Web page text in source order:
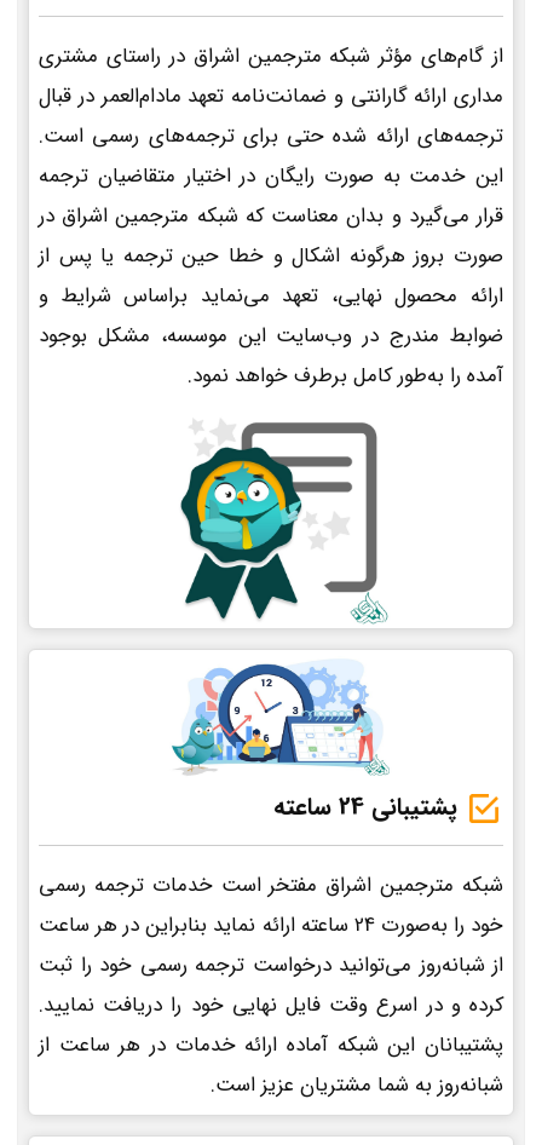
از گام‌های مؤثر شبکه مترجمین اشراق در راستای مشتری
مداری ارائه گارانتی و ضمانت‌نامه تعهد مادام‌العمر در قبال
ترجمه‌های ارائه شده حتی برای ترجمه‌های رسمی است.
این خدمت به صورت رایگان در اختیار متقاضیان ترجمه
قرار می‌گیرد و بدان معناست که شبکه مترجمین اشراق در
صورت بروز هرگونه اشکال و خطا حین ترجمه یا پس از
ارائه محصول نهایی، تعهد می‌نماید براساس شرایط و
ضوابط مندرج در وب‌سایت این موسسه، مشکل بوجود
آمده را به‌طور کامل برطرف خواهد نمود.
پشتیبانی 24 ساعته
شبکه مترجمین اشراق مفتخر است خدمات ترجمه رسمی
خود را به‌صورت 24 ساعته ارائه نماید بنابراین در هر ساعت
از شبانه‌روز می‌توانید درخواست ترجمه رسمی خود را ثبت
کرده و در اسرع وقت فایل نهایی خود را دریافت نمایید.
پشتیبانان این شبکه آماده ارائه خدمات در هر ساعت از
شبانه‌روز به شما مشتریان عزیز است.